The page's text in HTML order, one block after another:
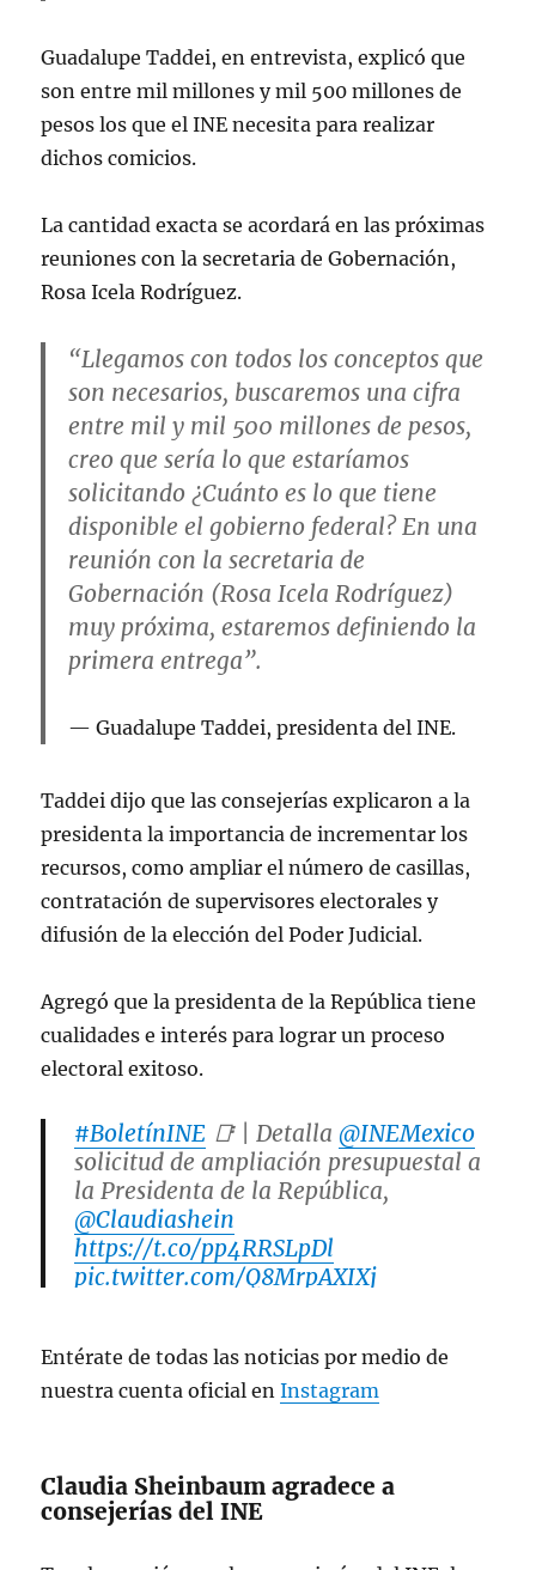
Guadalupe Taddei, en entrevista, explicó que
son entre mil millones y mil 500 millones de
pesos los que el INE necesita para realizar
dichos comicios.
La cantidad exacta se acordará en las próximas
reuniones con la secretaria de Gobernación,
Rosa Icela Rodríguez.
“Llegamos con todos los conceptos que
son necesarios, buscaremos una cifra
entre mil y mil 500 millones de pesos,
creo que sería lo que estaríamos
solicitando ¿Cuánto es lo que tiene
disponible el gobierno federal? En una
reunión con la secretaria de
Gobernación (Rosa Icela Rodríguez)
muy próxima, estaremos definiendo la
primera entrega”.
Guadalupe Taddei, presidenta del INE.
Taddei dijo que las consejerías explicaron a la
presidenta la importancia de incrementar los
recursos, como ampliar el número de casillas,
contratación de supervisores electorales y
difusión de la elección del Poder Judicial.
Agregó que la presidenta de la República tiene
cualidades e interés para lograr un proceso
electoral exitoso.
#BoletínINE 📑 | Detalla@INEMexico
solicitud de ampliación presupuestal a
la Presidenta de la República,
@Claudiashein
https://t.co/pp4RRSLpDl
pic.twitter.com/Q8MrpAXIXj
9, 2025
Entérate de todas las noticias por medio de
nuestra cuenta oficial enInstagram
Claudia Sheinbaum agradece a
consejerías del INE